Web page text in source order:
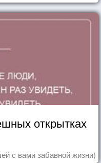
открытках
с вами забавной жизни)